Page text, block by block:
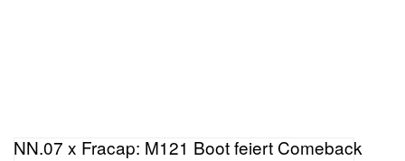
NN.07 x Fracap: M121 Boot feiert Comeback